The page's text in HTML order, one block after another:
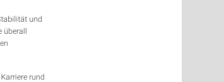
und
überall
rund